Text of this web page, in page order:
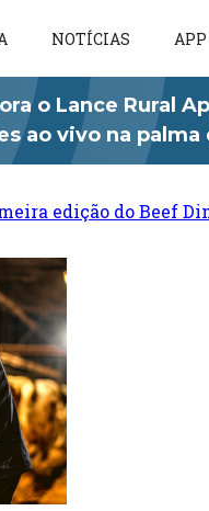
NOTÍCIAS APP
o Lance Rural
ao vivo na palma
edição do Beef